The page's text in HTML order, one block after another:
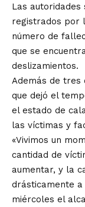
Las autoridades
registrados por
número de
que se
deslizamientos.
Además de
que dejó el
el estado de
las víctimas y
«Vivimos un
cantidad de
aumentar, y la
drásticamente a
miércoles el